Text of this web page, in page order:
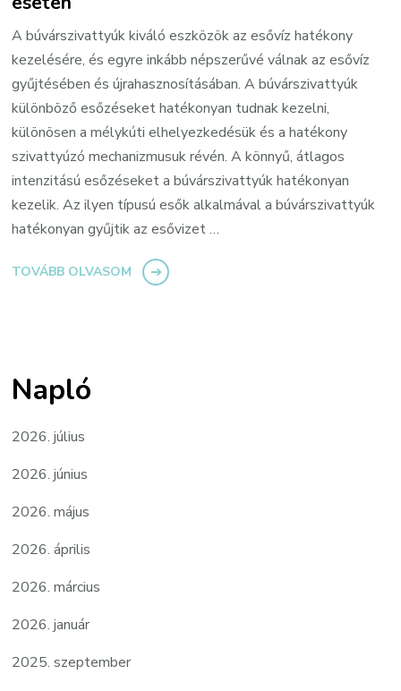
A búvárszivattyúk kiváló eszközök az esővíz hatékony
kezelésére, és egyre inkább népszerűvé válnak az esővíz
gyűjtésében és újrahasznosításában. A búvárszivattyúk
különböző esőzéseket hatékonyan tudnak kezelni,
különösen a mélykúti elhelyezkedésük és a hatékony
szivattyúzó mechanizmusuk révén. A könnyű, átlagos
intenzitású esőzéseket a búvárszivattyúk hatékonyan
kezelik. Az ilyen típusú esők alkalmával a búvárszivattyúk
hatékonyan gyűjtik az esővizet …
TOVÁBB OLVASOM
Napló
2026. július
2026. június
2026. május
2026. április
2026. március
2026. január
2025. szeptember